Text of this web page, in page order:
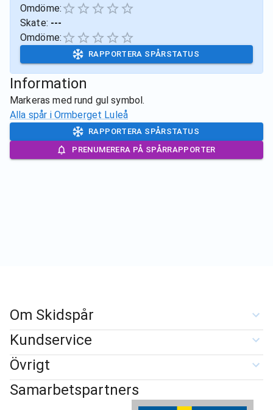
Omdöme:
Skate: ---
Omdöme:
RAPPORTERA SPÅRSTATUS
Information
Markeras med rund gul symbol.
Alla spår i Ormberget Luleå
RAPPORTERA SPÅRSTATUS
PRENUMERERA PÅ SPÅRRAPPORTER
Om Skidspår
Kundservice
Övrigt
Samarbetspartners